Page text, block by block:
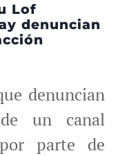
Lof
denuncian
denuncian
un canal
parte de